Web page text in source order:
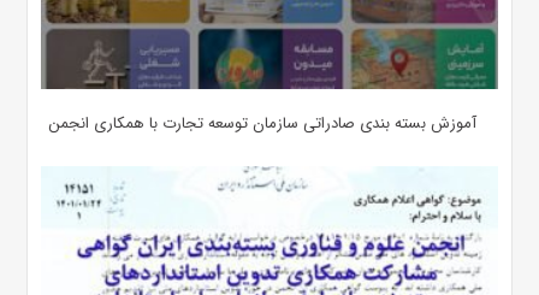
آموزش بسته بندی صادراتی سازمان توسعه تجارت با همکاری انجمن